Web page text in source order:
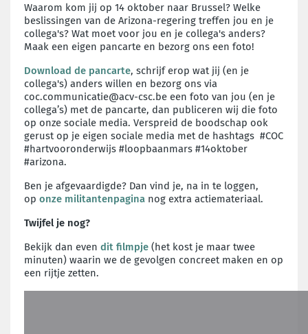
Waarom kom jij op 14 oktober naar Brussel? Welke
beslissingen van de Arizona-regering treffen jou en je
collega's? Wat moet voor jou en je collega's anders?
Maak een eigen pancarte en bezorg ons een foto!
Download de pancarte, schrijf erop wat jij (en je
collega's) anders willen en bezorg ons via
coc.communicatie@acv-csc.be een foto van jou (en je
collega’s) met de pancarte, dan publiceren wij die foto
op onze sociale media. Verspreid de boodschap ook
gerust op je eigen sociale media met de hashtags #COC
#hartvooronderwijs #loopbaanmars #14oktober
#arizona.
Ben je afgevaardigde? Dan vind je, na in te loggen,
op onze militantenpagina nog extra actiemateriaal.
Twijfel je nog?
Bekijk dan even dit filmpje (het kost je maar twee
minuten) waarin we de gevolgen concreet maken en op
een rijtje zetten.